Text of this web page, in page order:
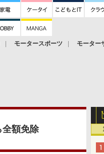
モータースポーツ モーター
全額免除